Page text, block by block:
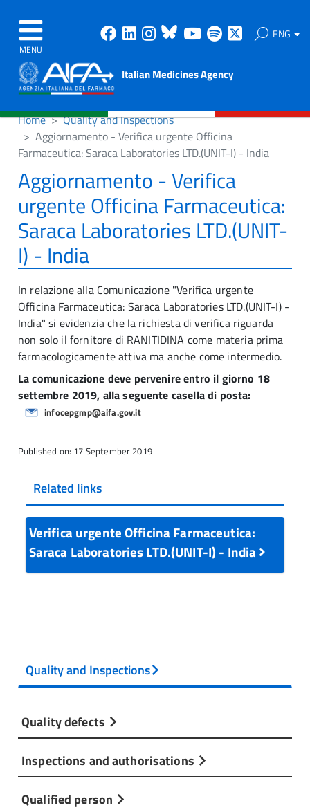
MENU
Facebook
Linkedin
Instagram
Bluesky
Youtube
Spotify ENG
Italian Medicines Agency
Home
Quality and Inspections
Aggiornamento - Verifica urgente Officina
Farmaceutica: Saraca Laboratories LTD.(UNIT-I) - India
Aggiornamento - Verifica
urgente Officina Farmaceutica:
Saraca Laboratories LTD.(UNIT-
I) - India
In relazione alla Comunicazione "Verifica urgente
Officina Farmaceutica: Saraca Laboratories LTD.(UNIT-I) -
India" si evidenziache la richiesta di verifica riguarda
non solo il fornitore di RANITIDINA come materia prima
farmacologicamente attiva ma anche come intermedio.
La comunicazione deve pervenire entro il giorno 18
settembre 2019, alla seguente casella di posta:
infocepgmp@aifa.gov.it
Published on: 17 September 2019
Related links
Verifica urgente Officina Farmaceutica:
Saraca Laboratories LTD.(UNIT-I) - India
Quality and Inspections
Quality defects
Inspections and authorisations
Qualified person